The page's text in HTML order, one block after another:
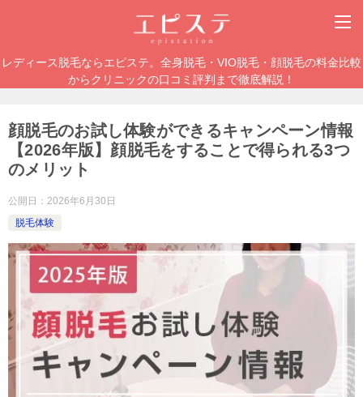
レディース脱毛ならエピステ。全身脱毛・VIO脱毛・顔脱毛の料金比較
からクリニックの口コミ評判まで徹底解説！
顔脱毛のお試し体験ができるキャンペーン情報
【2026年版】顔脱毛をすることで得られる3つ
のメリット
公開日： 2026年6月30日
脱毛体験